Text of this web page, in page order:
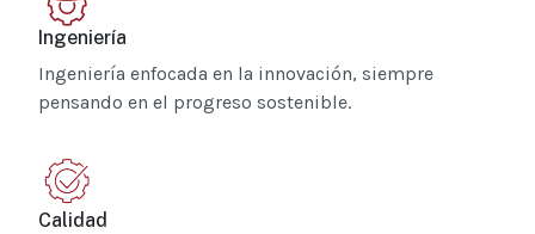
Ingeniería
Ingeniería enfocada en la innovación, siempre
pensando en el progreso sostenible.
Calidad